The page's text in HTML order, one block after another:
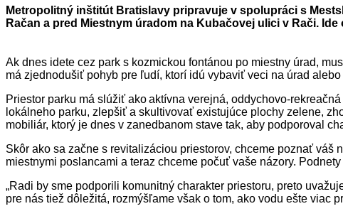
Metropolitný inštitút Bratislavy pripravuje v spolupráci s
Račan a pred Miestnym úradom na Kubačovej ulici v Rači.
Ak dnes idete cez park s kozmickou fontánou po miestny úrad,
má zjednodušiť pohyb pre ľudí, ktorí idú vybaviť veci na úrad
Priestor parku má slúžiť ako aktívna verejná, oddychovo-
lokálneho parku, zlepšiť a skultivovať existujúce plochy zelene,
mobiliár, ktorý je dnes v zanedbanom stave tak, aby podporoval
Skôr ako sa začne s revitalizáciou priestorov, chceme poznať
miestnymi poslancami a teraz chceme počuť vaše názory.
„Radi by sme podporili komunitný charakter priestoru, preto
pre nás tiež dôležitá, rozmýšľame však o tom, ako vodu ešte viac